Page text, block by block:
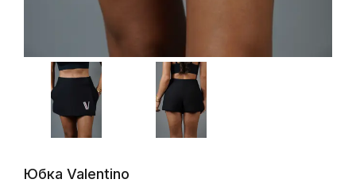
Юбка Valentino